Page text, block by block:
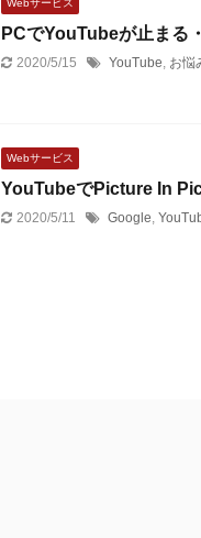
Webサービス
PCでYouTubeが止まる
2020/5/15 YouTube, お悩
Webサービス
YouTubeでPicture In
2020/5/11 Google,